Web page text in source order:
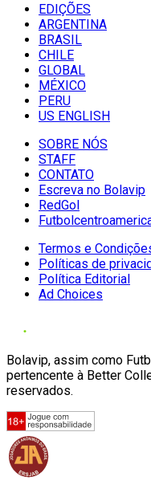
EDIÇÕES
ARGENTINA
BRASIL
CHILE
GLOBAL
MÉXICO
PERU
US ENGLISH
SOBRE NÓS
STAFF
CONTATO
Escreva no Bolavip
RedGol
Termos e
Políticas de
Política Editorial
Ad Choices
Bolavip, assim como
pertencente à Better
reservados.